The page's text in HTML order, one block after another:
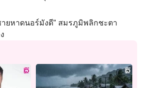
ายหาดนอร์มังดี” สมรภูมิพลิกชะตา